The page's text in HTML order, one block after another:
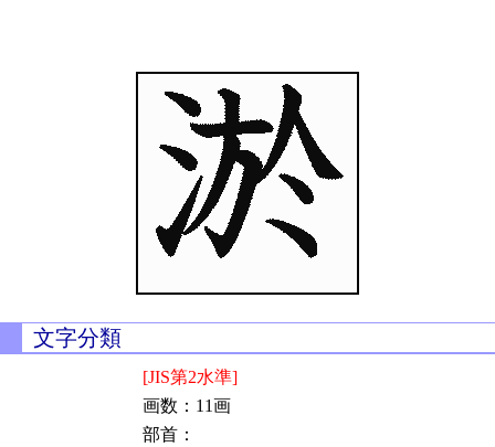
文字分類
[JIS第2水準]
画数：11画
部首：